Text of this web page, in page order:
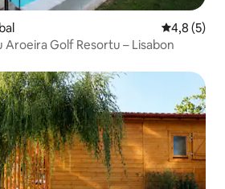
Prosječna
4,8 (5)
Aroeira Golf Resortu – Lisabon